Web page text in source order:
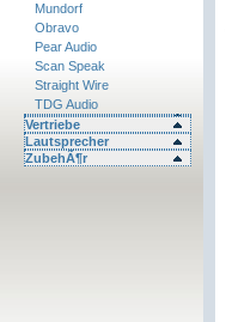
Mundorf
Obravo
Pear Audio
Scan Speak
Straight Wire
TDG Audio
Vertriebe
Lautsprecher
ZubehÃ¶r